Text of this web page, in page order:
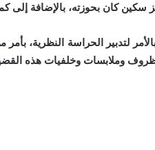
كان بحوزته، بالإضافة إلى
لتدبير الحراسة النظرية،
وملابسات وخلفيات هذه القضية،